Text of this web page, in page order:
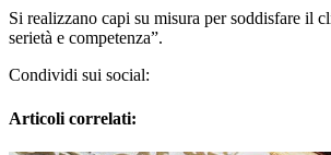
Si realizzano capi su misura per soddisfare il
serietà e competenza”.
Condividi sui social:
Articoli correlati: